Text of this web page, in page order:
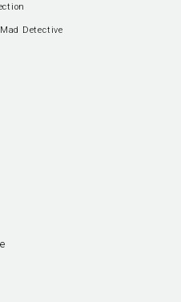
Detective